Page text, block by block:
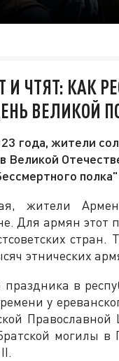
ЧТЯТ: КАК
ВЕЛИКОЙ
года, жители
полка"
жители
Для армян этот
этнических
праздника в
у
могилы